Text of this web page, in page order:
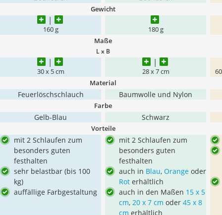
Gewicht
160 g 180 g
Maße
L x B
30 x 5 cm 28 x 7 cm
Material
Feuerlöschschlauch Baumwolle und Nylon
Farbe
Gelb-Blau Schwarz
Vorteile
mit 2 Schlaufen zum
besonders guten
festhalten
sehr belastbar (bis 100
kg)
auffällige Farbgestaltung
mit 2 Schlaufen zum
besonders guten
festhalten
auch in Blau, Orange oder
Rot erhältlich
auch in den Maßen 15 x 5
cm, 20 x 7 cm oder 45 x 8
cm erhältlich